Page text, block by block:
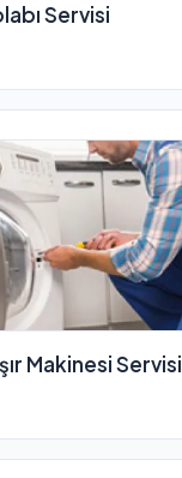
Servisi
Makinesi Servisi